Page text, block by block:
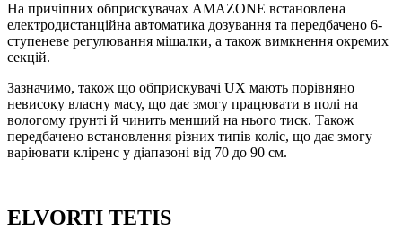
На причіпних обприскувачах AMAZONE встановлена
електродистанційна автоматика дозування та передбачено 6-
ступеневе регулювання мішалки, а також вимкнення окремих
секцій.
Зазначимо, також що обприскувачі UX мають порівняно
невисоку власну масу, що дає змогу працювати в полі на
вологому ґрунті й чинить менший на нього тиск. Також
передбачено встановлення різних типів коліс, що дає змогу
варіювати кліренс у діапазоні від 70 до 90 см.
ELVORTI TETIS